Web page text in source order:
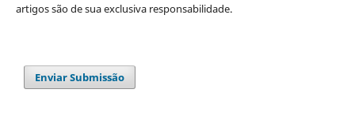
artigos são de sua exclusiva responsabilidade.
Enviar Submissão